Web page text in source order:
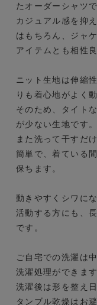
たオーダーシャツで
カジュアル感を抑
はもちろん、ジャ
アイテムとも相性
ニット生地は伸縮
りも着心地がよく
そのため、タイト
が少ない生地です。
また洗って干すだ
簡単で、着ている
保ちます。
動きやすくシワに
活動する方にも、
です。
ご自宅での洗濯は
洗濯処理ができます
洗濯後は形を整え
タンブル乾燥はお